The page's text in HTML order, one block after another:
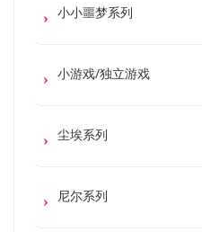
小小噩梦系列
小游戏/独立游戏
尘埃系列
尼尔系列